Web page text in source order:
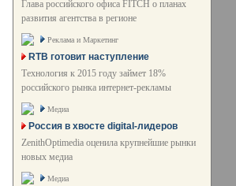
Глава российского офиса FITCH о планах
развития агентства в регионе
Реклама и Маркетинг
RTB готовит наступление
Технология к 2015 году займет 18%
российского рынка интернет-рекламы
Медиа
Россия в хвосте digital-лидеров
ZenithOptimedia оценила крупнейшие рынки
новых медиа
Медиа